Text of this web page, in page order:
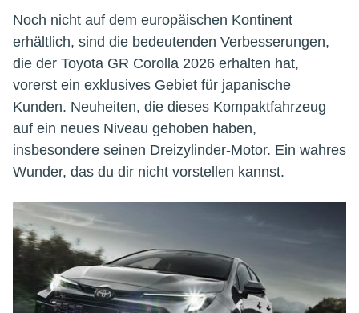
Noch nicht auf dem europäischen Kontinent
erhältlich, sind die bedeutenden Verbesserungen,
die der Toyota GR Corolla 2026 erhalten hat,
vorerst ein exklusives Gebiet für japanische
Kunden. Neuheiten, die dieses Kompaktfahrzeug
auf ein neues Niveau gehoben haben,
insbesondere seinen Dreizylinder-Motor. Ein wahres
Wunder, das du dir nicht vorstellen kannst.